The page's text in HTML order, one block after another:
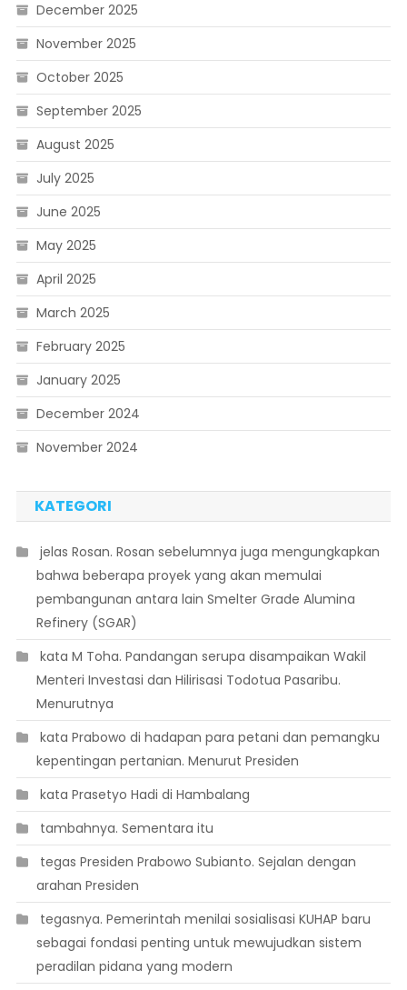
December 2025
November 2025
October 2025
September 2025
August 2025
July 2025
June 2025
May 2025
April 2025
March 2025
February 2025
January 2025
December 2024
November 2024
KATEGORI
 jelas Rosan. Rosan sebelumnya juga mengungkapkan
bahwa beberapa proyek yang akan memulai
pembangunan antara lain Smelter Grade Alumina
Refinery (SGAR)
 kata M Toha. Pandangan serupa disampaikan Wakil
Menteri Investasi dan Hilirisasi Todotua Pasaribu.
Menurutnya
 kata Prabowo di hadapan para petani dan pemangku
kepentingan pertanian. Menurut Presiden
 kata Prasetyo Hadi di Hambalang
 tambahnya. Sementara itu
 tegas Presiden Prabowo Subianto. Sejalan dengan
arahan Presiden
 tegasnya. Pemerintah menilai sosialisasi KUHAP baru
sebagai fondasi penting untuk mewujudkan sistem
peradilan pidana yang modern